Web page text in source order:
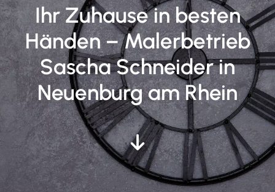
Ihr Zuhause in besten
Händen – Malerbetrieb
Sascha Schneider in
Neuenburg am Rhein